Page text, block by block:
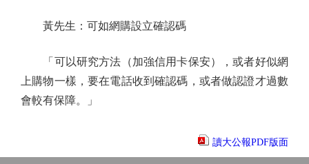
黃先生：可如網購設立確認碼
「可以研究方法（加強信用卡保安），或者好似網
上購物一樣，要在電話收到確認碼，或者做認證才過數
會較有保障。」
讀大公報PDF版面